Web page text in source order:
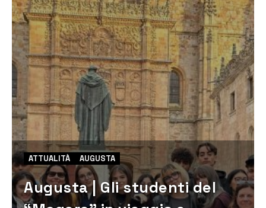
ATTUALITÀ AUGUSTA
Augusta | Gli studenti del